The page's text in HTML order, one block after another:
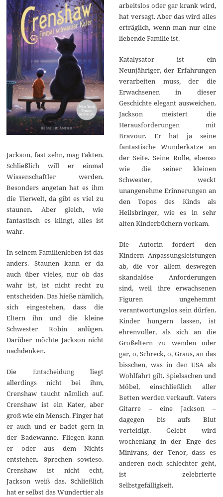
Jackson, fast zehn, mag Fakten.
Schließlich will er einmal
Wissenschaftler werden.
Besonders angetan hat es ihm
die Tierwelt, da gibt es viel zu
staunen. Aber gleich, wie
fantastisch es klingt, alles ist
wahr.
In seinem Familienleben ist das
anders. Staunen kann er da
auch über vieles, nur ob das
wahr ist, ist nicht recht zu
entscheiden. Das hieße nämlich,
sich eingestehen, dass die
Eltern ihn und die kleine
Schwester Robin anlügen.
Darüber möchte Jackson nicht
nachdenken.
Die Entscheidung liegt
allerdings nicht bei ihm,
Crenshaw taucht nämlich auf.
Crenshaw ist ein Kater, aber
groß wie ein Mensch. Finger hat
er auch und er badet gern in
der Badewanne. Fliegen kann
er oder aus dem Nichts
entstehen. Sprechen sowieso.
Crenshaw ist nicht echt,
Jackson weiß das. Schließlich
hat er selbst das Wundertier als
arbeitslos oder gar krank wird,
hat versagt. Aber das wird alles
erträglich, wenn man nur eine
liebende Familie ist.
Katalysator ist ein
Neunjähriger, der Erfahrungen
verarbeiten muss, der die
Erwachsenen in dieser
Geschichte elegant ausweichen.
Jackson meistert die
Herausforderungen mit
Bravour. Er hat ja seine
fantastische Wunderkatze an
der Seite. Seine Rolle, ebenso
wie die seiner kleinen
Schwester, weckt
unangenehme Erinnerungen an
den Topos des Kinds als
Heilsbringer, wie es in sehr
alten Kinderbüchern vorkam.
Die Autorin fordert den
Kindern Anpassungsleistungen
ab, die vor allem deswegen
skandalöse Anforderungen
sind, weil ihre erwachsenen
Figuren ungehemmt
verantwortungslos sein dürfen.
Kinder hungern lassen, ist
ehrenvoller, als sich an die
Großeltern zu wenden oder
gar, o, Schreck, o, Graus, an das
bisschen, was in den USA als
Wohlfahrt gilt. Spielsachen und
Möbel, einschließlich aller
Betten werden verkauft. Vaters
Gitarre – eine Jackson –
dagegen bis aufs Blut
verteidigt. Gelebt wird
wochenlang in der Enge des
Minivans, der Tenor, dass es
anderen noch schlechter geht,
ist zelebrierte
Selbstgefälligkeit.